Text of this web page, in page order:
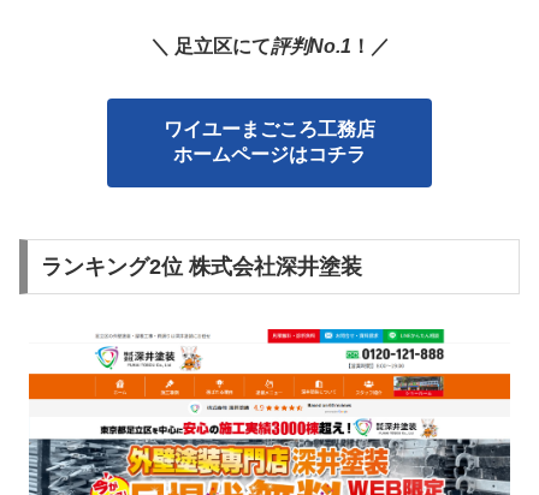
＼ 足立区にて評判No.1 ！／
ワイユーまごころ工務店
ホームページはコチラ
ランキング2位 株式会社深井塗装